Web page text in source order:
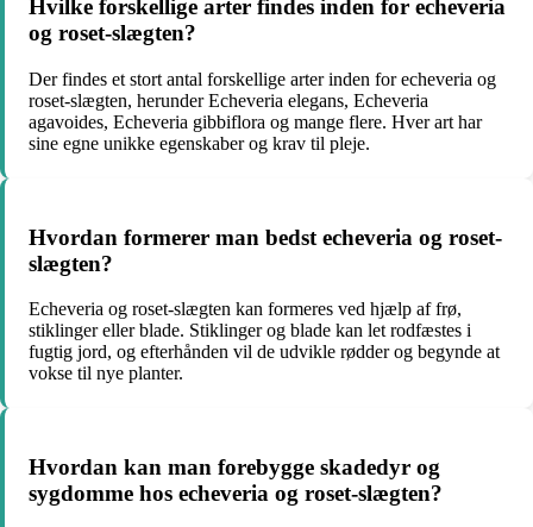
Hvilke forskellige arter findes inden for echeveria
og roset-slægten?
Der findes et stort antal forskellige arter inden for echeveria og
roset-slægten, herunder Echeveria elegans, Echeveria
agavoides, Echeveria gibbiflora og mange flere. Hver art har
sine egne unikke egenskaber og krav til pleje.
Hvordan formerer man bedst echeveria og roset-
slægten?
Echeveria og roset-slægten kan formeres ved hjælp af frø,
stiklinger eller blade. Stiklinger og blade kan let rodfæstes i
fugtig jord, og efterhånden vil de udvikle rødder og begynde at
vokse til nye planter.
Hvordan kan man forebygge skadedyr og
sygdomme hos echeveria og roset-slægten?